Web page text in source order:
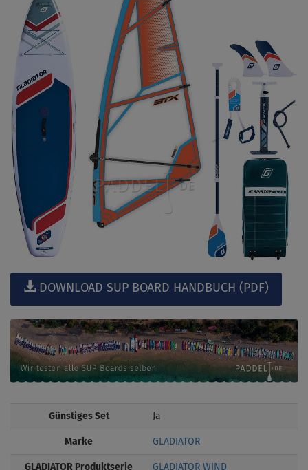
DOWNLOAD SUP BOARD HANDBUCH (PDF)
Günstiges Set Ja
Marke GLADIATOR
GLADIATOR Produktserie GLADIATOR WIND